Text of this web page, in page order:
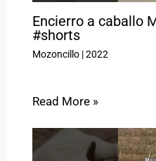
Encierro a caballo
#shorts
Mozoncillo|2022
Read More »